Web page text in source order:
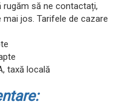
rugăm să ne contactați,
jos. Tarifele de cazare
taxă locală